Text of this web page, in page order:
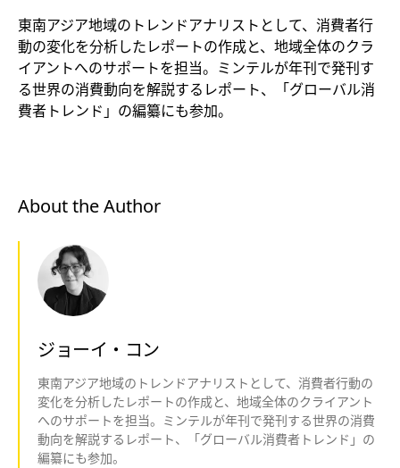
東南アジア地域のトレンドアナリストとして、消費者行
動の変化を分析したレポートの作成と、地域全体のクラ
イアントへのサポートを担当。ミンテルが年刊で発刊す
る世界の消費動向を解説するレポート、「グローバル消
費者トレンド」の編纂にも参加。
About the Author
ジョーイ・コン
東南アジア地域のトレンドアナリストとして、消費者行動の
変化を分析したレポートの作成と、地域全体のクライアント
へのサポートを担当。ミンテルが年刊で発刊する世界の消費
動向を解説するレポート、「グローバル消費者トレンド」の
編纂にも参加。